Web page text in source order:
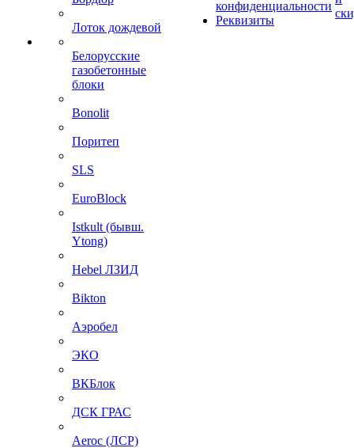
Лоток дождевой
Белорусские
газобетонные
блоки
Bonolit
Поритеп
SLS
EuroBlock
Istkult (бывш.
Ytong)
Hebel ЛЗИД
Bikton
Аэробел
ЭКО
ВКБлок
ДСК ГРАС
Aeroc (ЛСР)
конфиденциальности
Реквизиты